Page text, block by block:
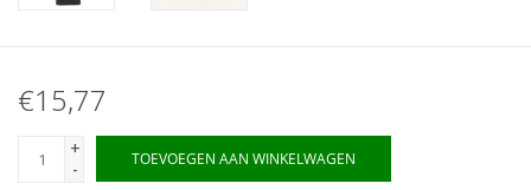
€15,77
+
-
TOEVOEGEN AAN WINKELWAGEN